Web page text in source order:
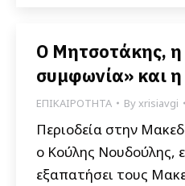
Ο Μητσοτάκης, η
συμφωνία» και
ΕΠΙΚΑΙΡΟΤΗΤΑ Byxrisiavgi
Περιοδεία στην
ο Κούλης Νουδούλης,
εξαπατήσει τους